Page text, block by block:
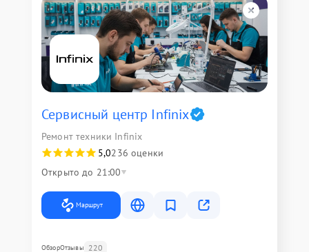
Сервисный центр Infinix
Ремонт техники Infinix
5,0236 оценки
Открыто до 21:00
Маршрут
ОбзорОтзывы 220